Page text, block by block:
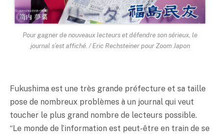
Pour gagner de nouveaux lecteurs et défendre son sérieux, le
journal s’est affiché. / Eric Rechsteiner pour Zoom Japon
Fukushima est une très grande préfecture et sa taille
pose de nombreux problèmes à un journal qui veut
toucher le plus grand nombre de lecteurs possible.
“Le monde de l’information est peut-être en train de se